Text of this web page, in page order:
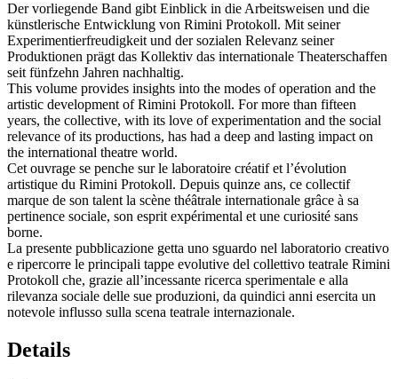
Der vorliegende Band gibt Einblick in die Arbeitsweisen und die
künstlerische Entwicklung von Rimini Protokoll. Mit seiner
Experimentierfreudigkeit und der sozialen Relevanz seiner
Produktionen prägt das Kollektiv das internationale Theaterschaffen
seit fünfzehn Jahren nachhaltig.
This volume provides insights into the modes of operation and the
artistic development of Rimini Protokoll. For more than fifteen
years, the collective, with its love of experimentation and the social
relevance of its productions, has had a deep and lasting impact on
the international theatre world.
Cet ouvrage se penche sur le laboratoire créatif et l’évolution
artistique du Rimini Protokoll. Depuis quinze ans, ce collectif
marque de son talent la scène théâtrale internationale grâce à sa
pertinence sociale, son esprit expérimental et une curiosité sans
borne.
La presente pubblicazione getta uno sguardo nel laboratorio creativo
e ripercorre le principali tappe evolutive del collettivo teatrale Rimini
Protokoll che, grazie all’incessante ricerca sperimentale e alla
rilevanza sociale delle sue produzioni, da quindici anni esercita un
notevole influsso sulla scena teatrale internazionale.
Details